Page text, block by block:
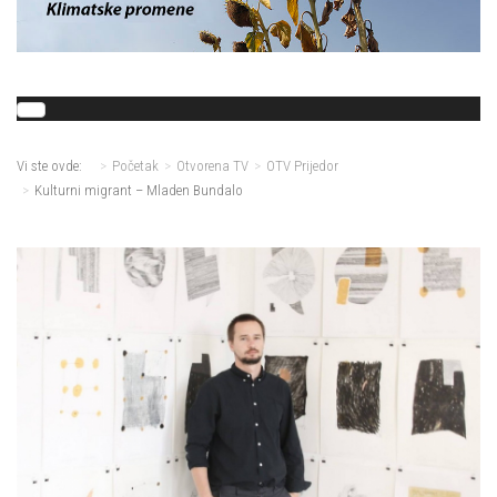
Vi ste ovde: Početak Otvorena TV
OTV Prijedor
Kulturni migrant – Mladen Bundalo